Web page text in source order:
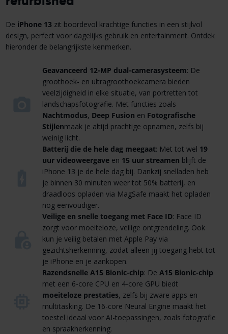
De iPhone 13zit boordevol krachtige functies in een stijlvol
design, perfect voor dagelijks gebruik en entertainment. Ontdek
hieronder de belangrijkste kenmerken.
Geavanceerd 12-MP dual-camerasysteem: De
groothoek- en ultragroothoekcamera bieden
veelzijdigheid in elke situatie, van portretten tot
landschapsfotografie. Met functies zoals
Nachtmodus, Deep Fusion en Fotografische
Stijlenmaak je altijd prachtige opnamen, zelfs bij
weinig licht.
Batterij die de hele dag meegaat: Met tot wel 19
uur videoweergave en 15 uur streamen blijft de
iPhone 13 je de hele dag bij. Dankzij snelladen heb
je binnen 30 minuten weer tot 50% batterij, en
draadloos opladen via MagSafe maakt het opladen
nog eenvoudiger.
Veilige en snelle toegang met Face ID: Face ID
zorgt voor moeiteloze, veilige ontgrendeling. Ook
kun je veilig betalen met Apple Pay via
gezichtsherkenning, zodat alleen jij toegang hebt tot
je iPhone en je aankopen.
Razendsnelle A15 Bionic-chip: De A15 Bionic-chip
met een 6-core CPU en 4-core GPU biedt
moeiteloze prestaties, zelfs bij zware apps en
multitasking. De 16-core Neural Engine maakt het
toestel ideaal voor AI-toepassingen, zoals fotografie
en spraakherkenning.